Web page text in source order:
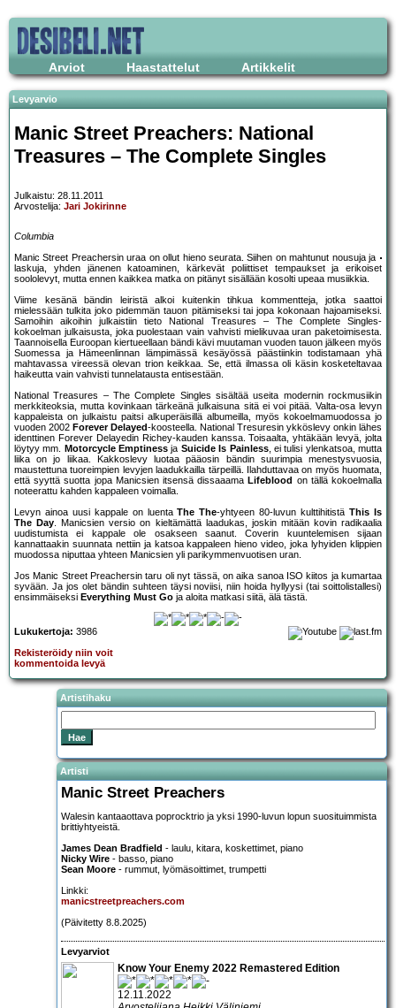
Arviot Haastattelut Artikkelit
Levyarvio
Manic Street Preachers: National
Treasures – The Complete Singles
Julkaistu: 28.11.2011
Arvostelija: Jari Jokirinne
Columbia
Manic Street Preachersin uraa on ollut hieno seurata. Siihen on mahtunut nousuja ja
laskuja, yhden jänenen katoaminen, kärkevät poliittiset tempaukset ja erikoiset
soololevyt, mutta ennen kaikkea matka on pitänyt sisällään kosolti upeaa musiikkia.
Viime kesänä bändin leiristä alkoi kuitenkin tihkua kommentteja, jotka saattoi
mielessään tulkita joko pidemmän tauon pitämiseksi tai jopa kokonaan hajoamiseksi.
Samoihin aikoihin julkaistiin tieto National Treasures – The Complete Singles-
kokoelman julkaisusta, joka puolestaan vain vahvisti mielikuvaa uran paketoimisesta.
Taannoisella Euroopan kiertueellaan bändi kävi muutaman vuoden tauon jälkeen myös
Suomessa ja Hämeenlinnan lämpimässä kesäyössä päästiinkin todistamaan yhä
mahtavassa vireessä olevan trion keikkaa. Se, että ilmassa oli käsin kosketeltavaa
haikeutta vain vahvisti tunnelatausta entisestään.
National Treasures – The Complete Singles sisältää useita modernin rockmusiikin
merkkiteoksia, mutta kovinkaan tärkeänä julkaisuna sitä ei voi pitää. Valta-osa levyn
kappaleista on julkaistu paitsi alkuperäisillä albumeilla, myös kokoelmamuodossa jo
vuoden 2002 Forever Delayed-koosteella. National Tresuresin ykköslevy onkin lähes
identtinen Forever Delayedin Richey-kauden kanssa. Toisaalta, yhtäkään levyä, jolta
löytyy mm. Motorcycle Emptiness ja Suicide Is Painless, ei tulisi ylenkatsoa, mutta
liika on jo liikaa. Kakkoslevy luotaa pääosin bändin suurimpia menestysvuosia,
maustettuna tuoreimpien levyjen laadukkailla tärpeillä. Ilahduttavaa on myös huomata,
että syyttä suotta jopa Manicsien itsensä dissaaama Lifeblood on tällä kokoelmalla
noteerattu kahden kappaleen voimalla.
Levyn ainoa uusi kappale on luentaThe The-yhtyeen 80-luvun kulttihitistäThis Is
The Day. Manicsien versio on kieltämättä laadukas, joskin mitään kovin radikaalia
uudistumista ei kappale ole osakseen saanut. Coverin kuuntelemisen sijaan
kannattaakin suunnata nettiin ja katsoa kappaleen hieno video, joka lyhyiden klippien
muodossa niputtaa yhteen Manicsien yli parikymmenvuotisen uran.
Jos Manic Street Preachersin taru oli nyt tässä, on aika sanoa ISO kiitos ja kumartaa
syvään. Ja jos olet bändin suhteen täysi noviisi, niin hoida hyllyysi (tai soittolistallesi)
ensimmäiseksi Everything Must Go ja aloita matkasi siitä, älä tästä.
Lukukertoja: 3986
Rekisteröidy niin voit
kommentoida levyä
Artistihaku
Artisti
Manic Street Preachers
Walesin kantaaottava poprocktrio ja yksi 1990-luvun lopun suosituimmista
brittiyhtyeistä.
James Dean Bradfield - laulu, kitara, koskettimet, piano
Nicky Wire - basso, piano
Sean Moore - rummut, lyömäsoittimet, trumpetti
Linkki:
manicstreetpreachers.com
(Päivitetty 8.8.2025)
Levyarviot
Know Your Enemy 2022 Remastered Edition
12.11.2022